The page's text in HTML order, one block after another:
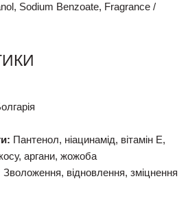
Sodium Benzoate, Fragrance /
Пантенол, ніацинамід, вітамін E,
аргани, жожоба
Зволоження, відновлення, зміцнення